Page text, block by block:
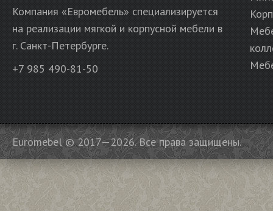
Компания «Евромебель» специализируется
на реализации мягкой и корпусной мебели в
г. Санкт-Петербурге.
+7 985 490-81-50
Euromebel © 2017—2026. Все права защищены.